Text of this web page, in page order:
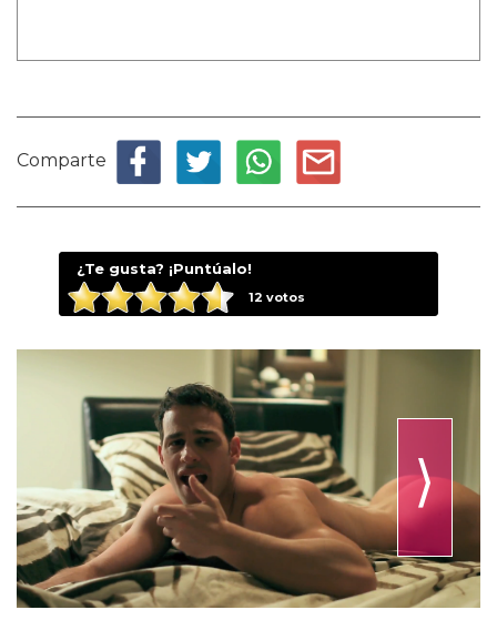
Comparte
¿Te gusta? ¡Puntúalo!
12 votos
⟩